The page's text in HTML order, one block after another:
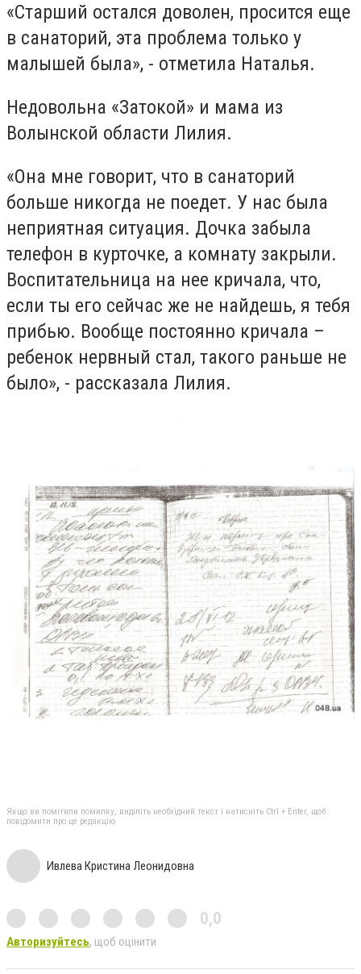
«Старший остался доволен, просится еще
в санаторий, эта проблема только у
малышей была», - отметила Наталья.
Недовольна «Затокой» и мама из
Волынской области Лилия.
«Она мне говорит, что в санаторий
больше никогда не поедет. У нас была
неприятная ситуация. Дочка забыла
телефон в курточке, а комнату закрыли.
Воспитательница на нее кричала, что,
если ты его сейчас же не найдешь, я тебя
прибью. Вообще постоянно кричала –
ребенок нервный стал, такого раньше не
было», - рассказала Лилия.
Якщо ви помітили помилку, виділіть необхідний текст і натисніть Ctrl + Enter, щоб
повідомити про це редакцію
Ивлева Кристина Леонидовна
0,0
Авторизуйтесь, щоб оцінити